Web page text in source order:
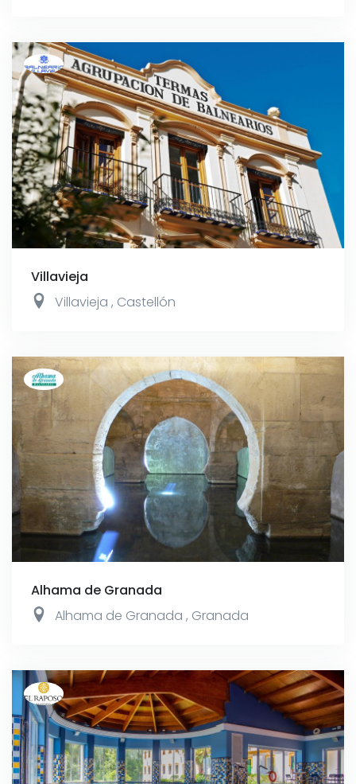
Villavieja
Villavieja , Castellón
Alhama de Granada
Alhama de Granada , Granada